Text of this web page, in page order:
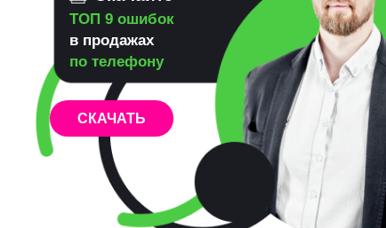
Скачайте
Обязанности
руководителя